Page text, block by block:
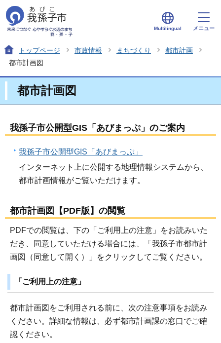
Multilingual メニュー
トップページ 市政情報 まちづくり
都市計画
都市計画図
都市計画図
我孫子市公開型GIS「あびまっぷ」のご案内
我孫子市公開型GIS「あびまっぷ」
インターネット上に公開する地理情報システムから、
都市計画情報がご覧いただけます。
都市計画図【PDF版】の閲覧
PDFでの閲覧は、下の「ご利用上の注意」をお読みいた
だき、同意していただける場合には、「我孫子市都市計
画図（同意して開く）」をクリックしてご覧ください。
「ご利用上の注意」
都市計画図をご利用される前に、次の注意事項をお読み
ください。詳細な情報は、必ず都市計画課の窓口でご確
認ください。